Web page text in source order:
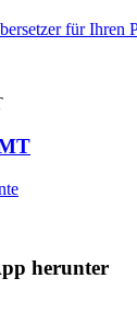
für Ihren
herunter